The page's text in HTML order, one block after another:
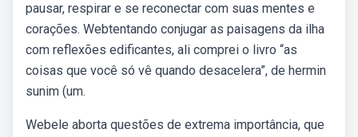
pausar, respirar e se reconectar com suas mentes e
corações. Webtentando conjugar as paisagens da ilha
com reflexões edificantes, ali comprei o livro “as
coisas que você só vê quando desacelera”, de hermin
sunim (um.
Webele aborta questões de extrema importância, que